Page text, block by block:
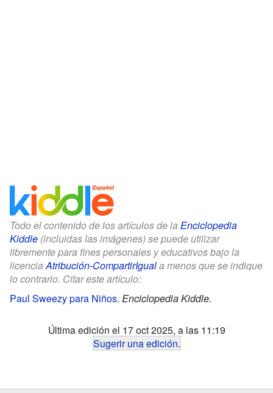
Todo el contenido de los artículos de la Enciclopedia
Kiddle (incluidas las imágenes) se puede utilizar
libremente para fines personales y educativos bajo la
licenciaAtribución-CompartirIguala menos que se indique
lo contrario. Citar este artículo:
Paul Sweezy para Niños. Enciclopedia Kiddle.
Última edición el 17 oct 2025, a las 11:19
Sugerir una edición.